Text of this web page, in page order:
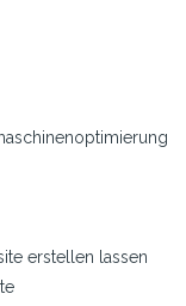
erstellen lassen